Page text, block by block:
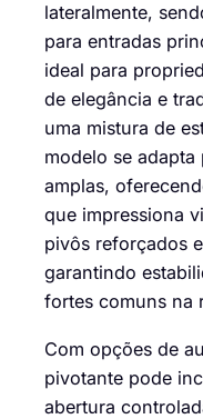
lateralmente,
para entradas
ideal para
de elegância e
uma mistura de
modelo se
amplas,
que impressiona
pivôs reforçados
garantindo
fortes comuns na
Com opções de
pivotante pode
abertura